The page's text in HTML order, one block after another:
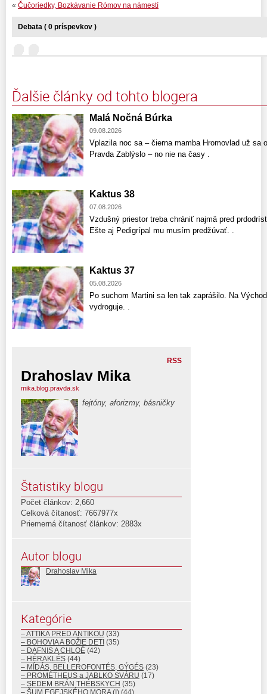
« Čučoriedky, Bozkávanie Rómov na námestí
Debata ( 0 príspevkov )
Ďalšie články od tohto blogera
Malá Nočná Búrka
09.08.2026
Vplazila noc sa – čierna mamba Hromovlad už sa
Pravda Zablýslo – no nie na časy .
Kaktus 38
07.08.2026
Vzdušný priestor treba chrániť najmä pred
Ešte aj Pedigrípal mu musím predžúvať. .
Kaktus 37
05.08.2026
Po suchom Martini sa len tak zaprášilo. Na
vydroguje. .
RSS
Drahoslav Mika
mika.blog.pravda.sk
fejtóny, aforizmy, básničky
Štatistiky blogu
Počet článkov: 2,660
Celková čítanosť: 7667977x
Priemerná čítanosť článkov: 2883x
Autor blogu
Drahoslav Mika
Kategórie
– ATTIKA PRED ANTIKOU (33)
– BOHOVIA A BOŽIE DETI (35)
– DAFNIS A CHLOÉ (42)
– HÉRAKLÉS (44)
– MÍDÁS, BELLEROFONTÉS, GÝGÉS (23)
– PROMÉTHEUS a JABLKO SVÁRU (17)
– SEDEM BRÁN THÉBSKYCH (35)
– ŠUM EGEJSKÉHO MORA (I) (44)